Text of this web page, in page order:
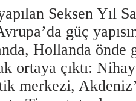
Seksen Yıl
güç
Hollanda önde
ortaya çıktı:
merkezi,